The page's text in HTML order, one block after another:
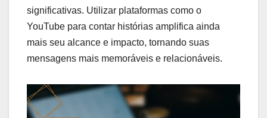
significativas. Utilizar plataformas como o
YouTube para contar histórias amplifica ainda
mais seu alcance e impacto, tornando suas
mensagens mais memoráveis e relacionáveis.